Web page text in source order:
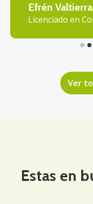
Efrén
Licenciado en
Ver
Estas en